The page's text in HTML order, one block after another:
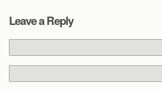
Leave a Reply